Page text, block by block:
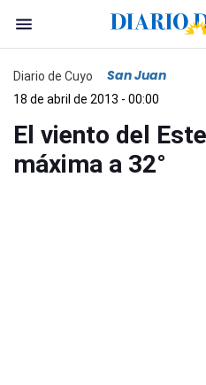
Diario de Cuyo San Juan
18 de abril de 2013 - 00:00
El viento del
máxima a 32°